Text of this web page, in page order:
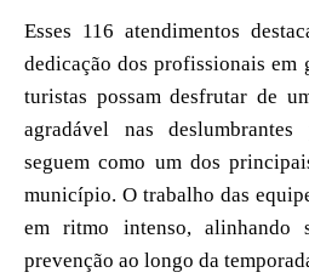
Esses 116 atendimentos
dedicação dos profissionais em
turistas possam desfrutar de
agradável nas
seguem como um dos
município. O trabalho das
em ritmo intenso, alinhando
prevenção ao longo da